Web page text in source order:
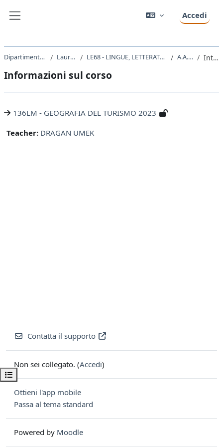
Accedi
Apri indice del corso
Dipartimento di Studi Umanistici Laurea Magistrale LE68 - LINGUE, LETTERATURE STRANIERE E TURISMO CULTURALE A.A. 2023 - 2024 Introduzione
Informazioni sul corso
136LM - GEOGRAFIA DEL TURISMO 2023
Teacher: DRAGAN UMEK
Contatta il supporto
Non sei collegato. (Accedi)
Ottieni l'app mobile
Passa al tema standard
Powered by Moodle